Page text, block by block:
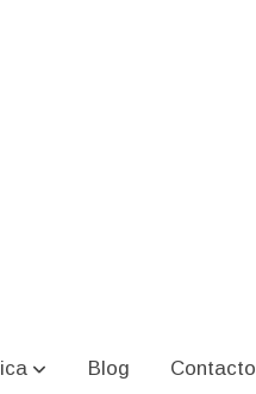
Blog Contacto
griega